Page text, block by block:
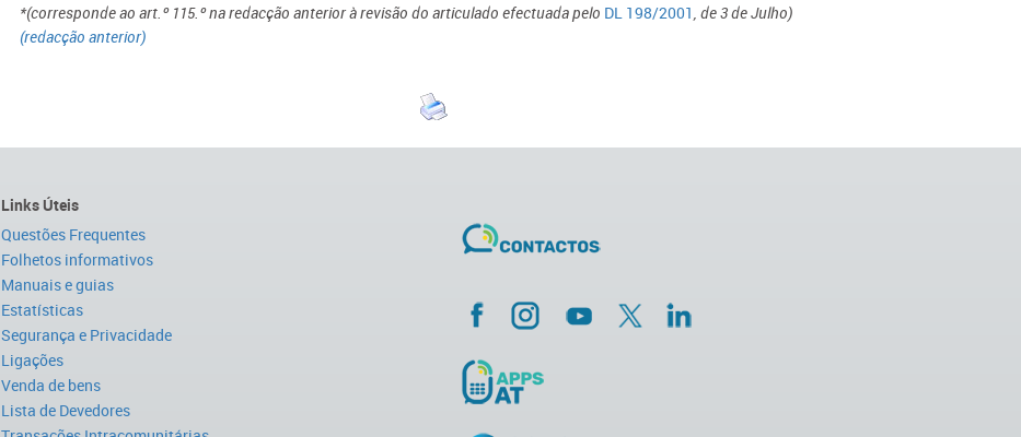
*(corresponde ao art.º 115.º na redacção anterior à revisão do articulado efectuada pelo DL 198/2001, de 3 de Julho)
(redacção anterior)
Links Úteis
Questões Frequentes
Folhetos informativos
Manuais e guias
Estatísticas
Segurança e Privacidade
Ligações
Venda de bens
Lista de Devedores